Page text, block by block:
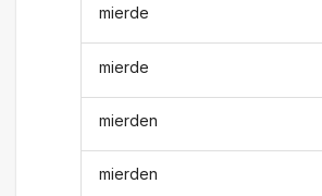
mierde
mierde
mierden
mierden